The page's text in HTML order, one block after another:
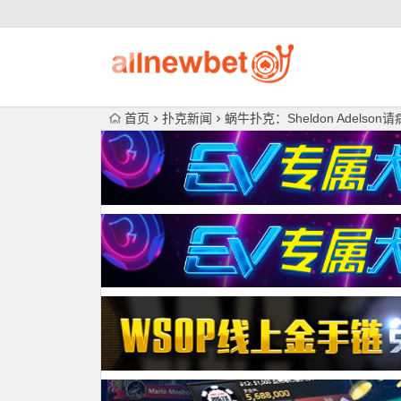
首页 扑克新闻 蜗牛扑克：Sheldon Adelson请